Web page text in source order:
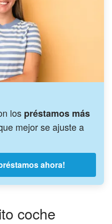
los préstamos más
mejor se ajuste a
ahora!
coche